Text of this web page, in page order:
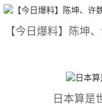
【今日爆料】陈坤
日本算是